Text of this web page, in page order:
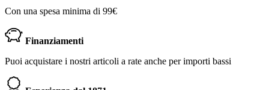
Con una spesa minima di 99€
Finanziamenti
Puoi acquistare i nostri articoli a rate anche per importi bassi